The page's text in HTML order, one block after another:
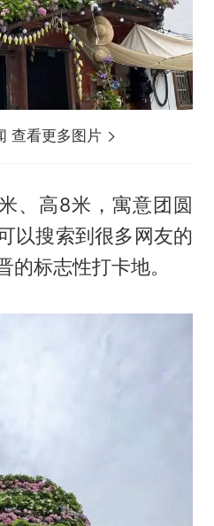
查看更多图片
、高8米，寓意团圆
以搜索到很多网友的
的标志性打卡地。